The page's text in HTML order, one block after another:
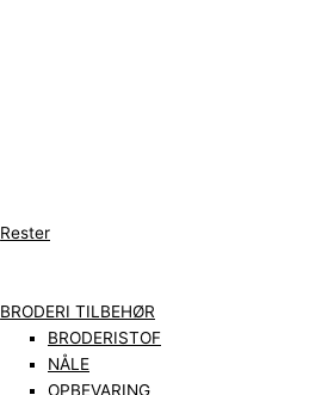
Rester
BRODERI TILBEHØR
BRODERISTOF
NÅLE
OPBEVARING